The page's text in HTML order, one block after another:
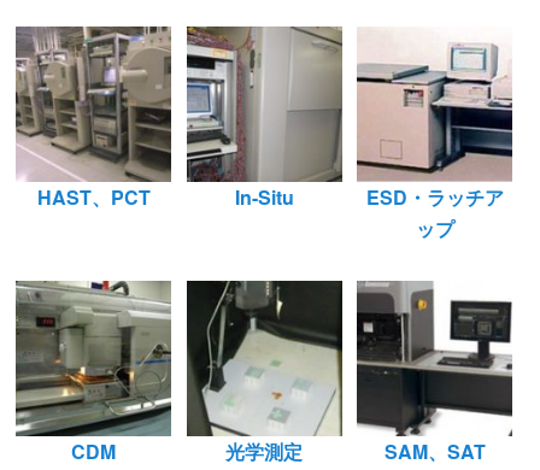
HAST、PCT In-Situ
ESD・ラッチア
ップ
CDM 光学測定 SAM、SAT